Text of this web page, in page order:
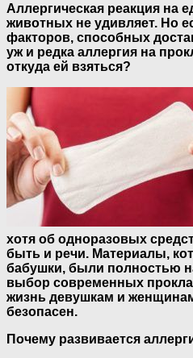
Аллергическая реакция на
животных не удивляет. Но
факторов, способных
уж и редка аллергия на
откуда ей взяться?
хотя об одноразовых
быть и речи. Материалы,
бабушки, были полностью
выбор современных
жизнь девушкам и
безопасен.
Почему развивается